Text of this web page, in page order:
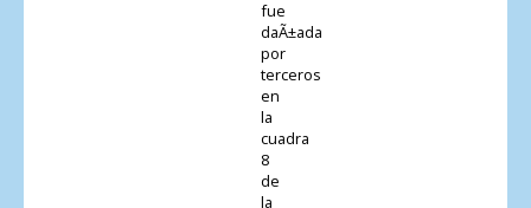
fue
daÃ±ada
por
terceros
en
la
cuadra
8
de
la